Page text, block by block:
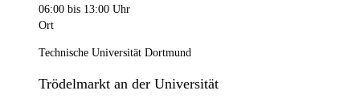
06:00 bis 13:00 Uhr
Ort
Technische Universität Dortmund
Trödelmarkt an der Universität